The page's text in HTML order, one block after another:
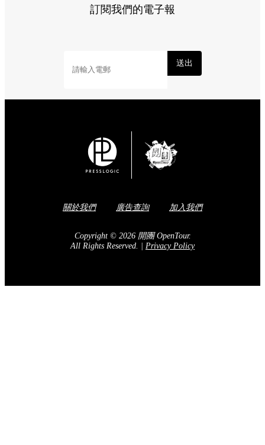
訂閱我們的電子報
送出
關於我們 廣告查詢 加入我們
Copyright © 2026 開團 OpenTour.
All Rights Reserved.
Privacy Policy